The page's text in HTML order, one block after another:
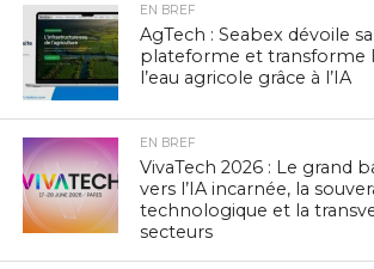
EN BREF
AgTech : Seabex dévoile
plateforme et transforme
l’eau agricole grâce à l’IA
EN BREF
VivaTech 2026 : Le grand
vers l’IA incarnée, la
technologique et la
secteurs